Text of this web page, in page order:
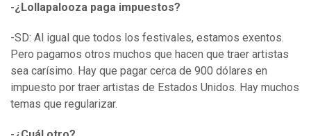
-¿Lollapalooza paga impuestos?
-SD: Al igual que todos los festivales, estamos exentos.
Pero pagamos otros muchos que hacen que traer artistas
sea carísimo. Hay que pagar cerca de 900 dólares en
impuesto por traer artistas de Estados Unidos. Hay muchos
temas que regularizar.